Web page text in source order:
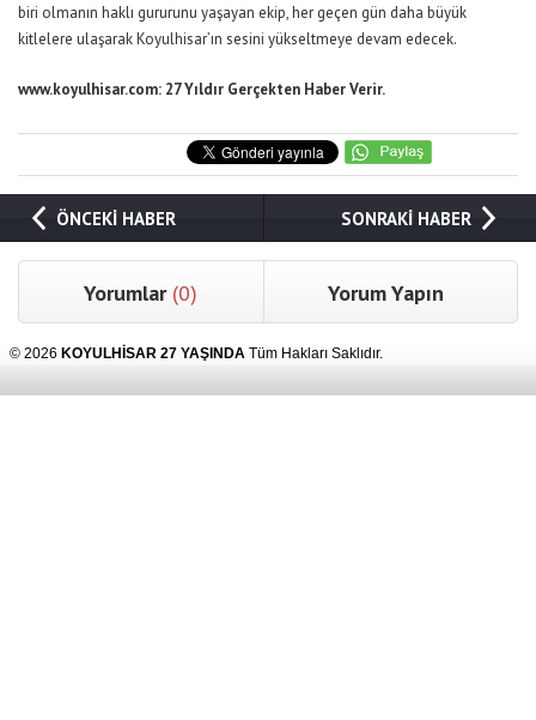
biri olmanın haklı gururunu yaşayan ekip, her geçen gün daha büyük
kitlelere ulaşarak Koyulhisar’ın sesini yükseltmeye devam edecek.
www.koyulhisar.com: 27 Yıldır Gerçekten Haber Verir.
ÖNCEKİ HABER SONRAKİ HABER
Yorumlar (0) Yorum Yapın
© 2026 KOYULHİSAR 27 YAŞINDA Tüm Hakları Saklıdır.